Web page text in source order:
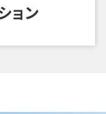
ョン